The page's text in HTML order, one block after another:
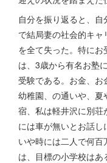
自分を振り返ると、
で結局妻の社会的キ
を全て失った。特に
は、3歳から有名お塾
受験である。お金、お
幼稚園、の通いや、
宿、私は軽井沢に別
には車が無いとお話し
いや時には二人で何
は、目標の小学校は